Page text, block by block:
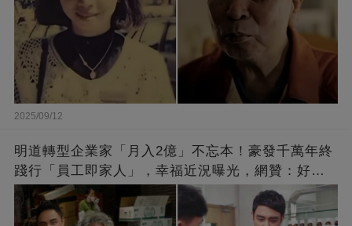
2025/09/12
明道轉型企業家「月入2億」不忘本！豪發千萬年終
踐行「員工即家人」，幸福近況曝光，網贊：好老
闆的福報